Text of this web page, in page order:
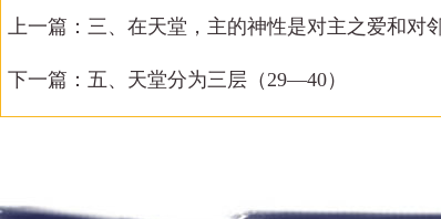
上一篇： 三、在天堂，主的神性是对主之爱和对
下一篇： 五、天堂分为三层（29—40）